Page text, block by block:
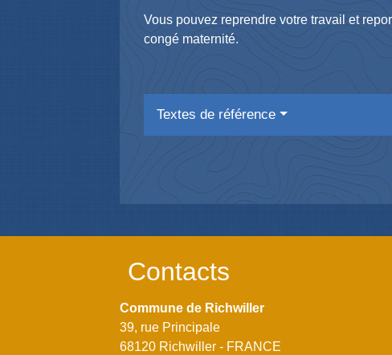
Vous pouvez reprendre votre travail et
congé maternité.
Textes de référence
Contacts
Commune de Richwiller
39, rue Principale
68120 Richwiller - FRANCE